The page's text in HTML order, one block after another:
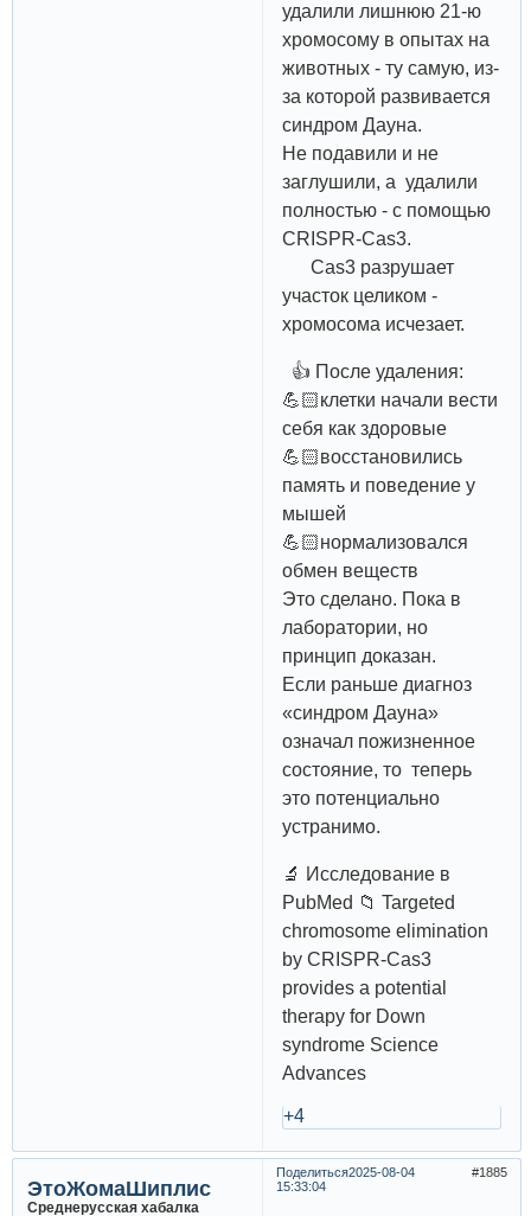
удалили лишнюю 21-ю
хромосому в опытах на
животных - ту самую, из-
за которой развивается
синдром Дауна.
Не подавили и не
заглушили, а удалили
полностью - с помощью
CRISPR-Cas3.
Cas3 разрушает
участок целиком -
хромосома исчезает.
👍 После удаления:
💪🏻клетки начали вести
себя как здоровые
💪🏻восстановились
память и поведение у
мышей
💪🏻нормализовался
обмен веществ
Это сделано. Пока в
лаборатории, но
принцип доказан.
Если раньше диагноз
«синдром Дауна»
означал пожизненное
состояние, то теперь
это потенциально
устранимо.
🔬 Исследование в
PubMed 📁 Targeted
chromosome elimination
by CRISPR-Cas3
provides a potential
therapy for Down
syndrome Science
Advances
+4
Поделиться 1885
2025-08-04
15:33:04
ЭтоЖомаШиплис
Среднерусская хабалка